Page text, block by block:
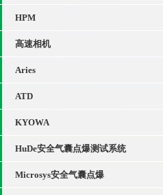
HPM
高速相机
Aries
ATD
KYOWA
HuDe安全气囊点爆测试系统
Microsys安全气囊点爆